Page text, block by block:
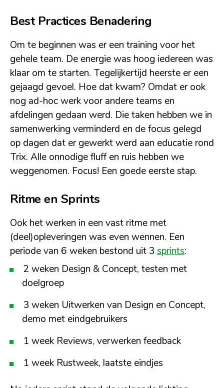
Best Practices Benadering
Om te beginnen was er een training voor het
gehele team. De energie was hoog iedereen was
klaar om te starten. Tegelijkertijd heerste er een
gejaagd gevoel. Hoe dat kwam? Omdat er ook
nog ad-hoc werk voor andere teams en
afdelingen gedaan werd. Die taken hebben we in
samenwerking verminderd en de focus gelegd
op dagen dat er gewerkt werd aan educatie rond
Trix. Alle onnodigefluffen ruis hebben we
weggenomen. Focus! Een goede eerste stap.
Ritme en Sprints
Ook het werken in een vast ritme met
(deel)opleveringen was even wennen. Een
periode van 6 weken bestond uit 3 sprints:
2 weken Design & Concept, testen met
doelgroep
3 weken Uitwerken van Design en Concept,
demo met eindgebruikers
1 week Reviews, verwerken feedback
1 week Rustweek, laatste eindjes